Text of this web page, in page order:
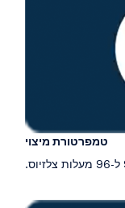
טמפרטורת מיצוי